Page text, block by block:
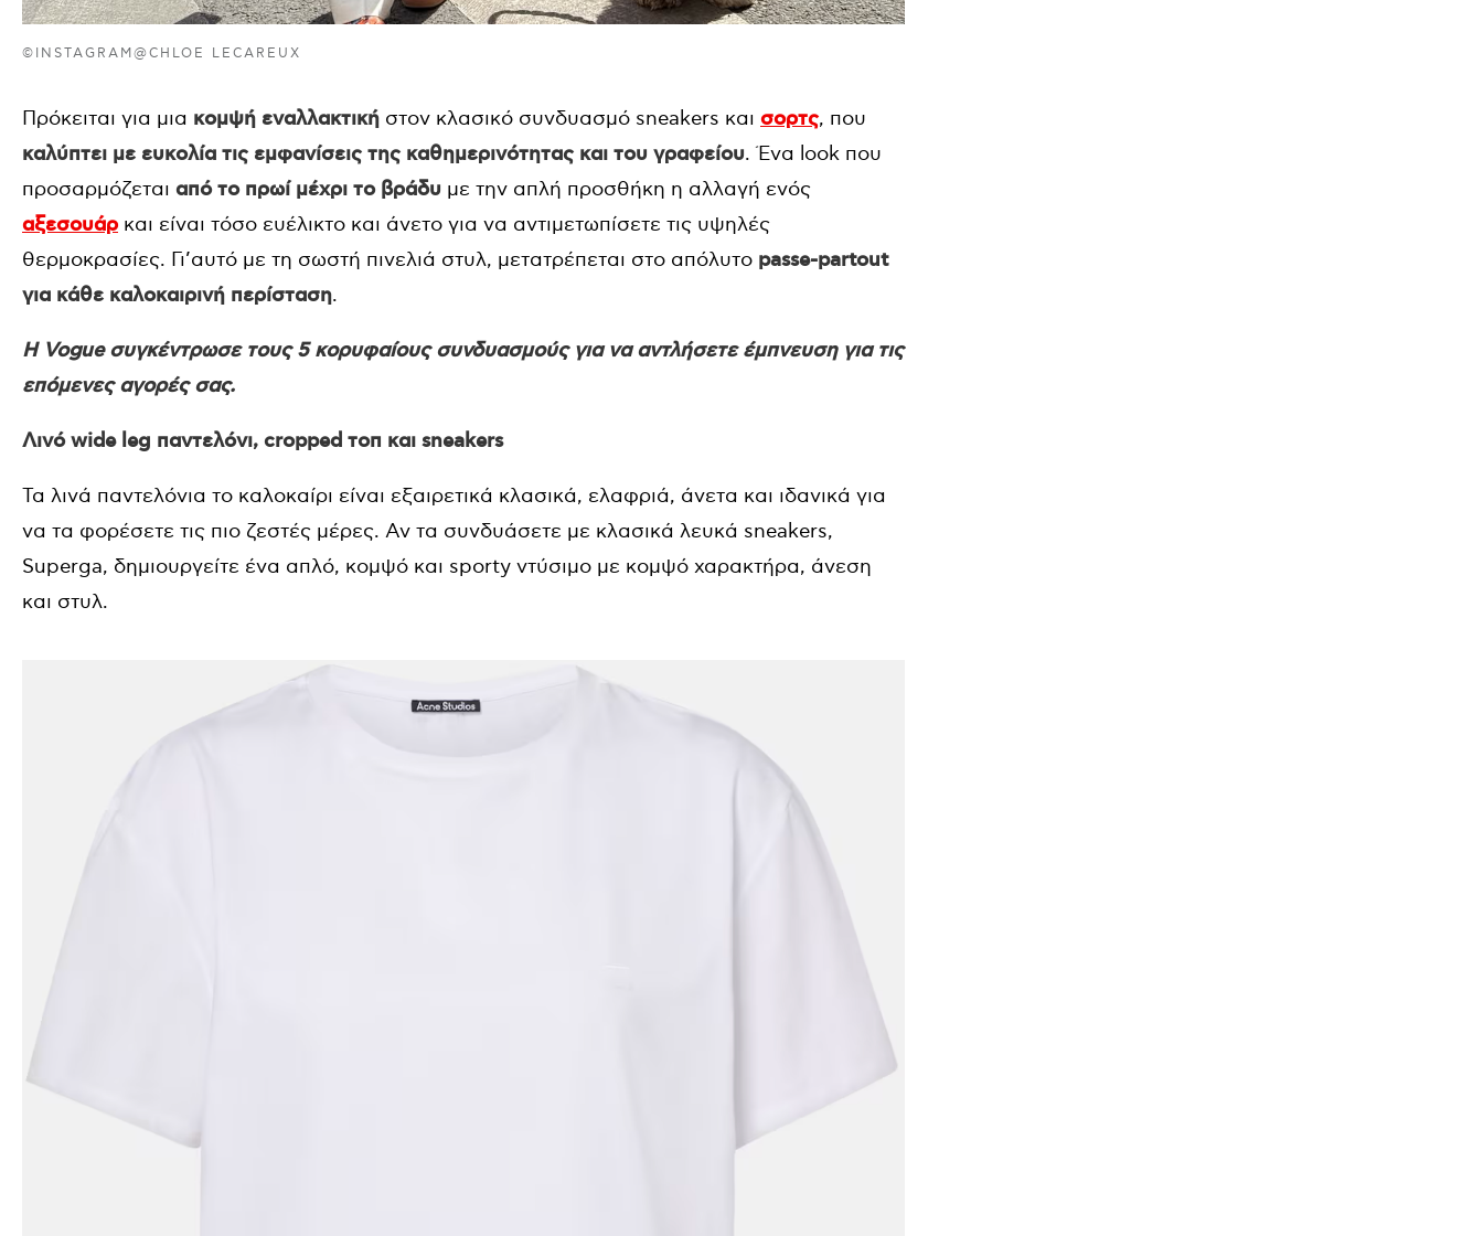
©INSTAGRAM@CHLOE LECAREUX
Πρόκειται για μια κομψή εναλλακτική στον κλασικό συνδυασμό sneakers και σορτς, που
καλύπτει με ευκολία τις εμφανίσεις της καθημερινότητας και του γραφείου. Ένα look που
προσαρμόζεται από το πρωί μέχρι το βράδυ με την απλή προσθήκη η αλλαγή ενός
αξεσουάρ και είναι τόσο ευέλικτο και άνετο για να αντιμετωπίσετε τις υψηλές
θερμοκρασίες. Γι’αυτό με τη σωστή πινελιά στυλ, μετατρέπεται στο απόλυτο passe-partout
για κάθε καλοκαιρινή περίσταση.
H Vogue συγκέντρωσε τους 5 κορυφαίους συνδυασμούς για να αντλήσετε έμπνευση για τις
επόμενες αγορές σας.
Λινό wide leg παντελόνι, cropped τοπ και sneakers
Τα λινά παντελόνια το καλοκαίρι είναι εξαιρετικά κλασικά, ελαφριά, άνετα και ιδανικά για
να τα φορέσετε τις πιο ζεστές μέρες. Αν τα συνδυάσετε με κλασικά λευκά sneakers,
Superga, δημιουργείτε ένα απλό, κομψό και sporty ντύσιμο με κομψό χαρακτήρα, άνεση
και στυλ.